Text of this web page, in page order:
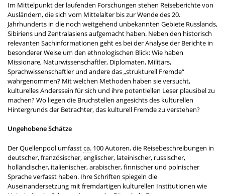
Im Mittelpunkt der laufenden Forschungen stehen Reiseberichte von
Ausländern, die sich vom Mittelalter bis zur Wende des 20.
Jahrhunderts in die noch weitgehend unbekannten Gebiete Russlands,
Sibiriens und Zentralasiens aufgemacht haben. Neben den historisch
relevanten Sachinformationen geht es bei der Analyse der Berichte in
besonderer Weise um den ethnologischen Blick: Wie haben
Missionare, Naturwissenschaftler, Diplomaten, Militärs,
Sprachwissenschaftler und andere das „strukturell Fremde“
wahrgenommen? Mit welchen Methoden haben sie versucht,
kulturelles Anderssein für sich und ihre potentiellen Leser plausibel zu
machen? Wo liegen die Bruchstellen angesichts des kulturellen
Hintergrunds der Betrachter, das kulturell Fremde zu verstehen?
Ungehobene Schätze
Der Quellenpool umfasstca. 100 Autoren, die Reisebeschreibungen in
deutscher, französischer, englischer, lateinischer, russischer,
holländischer, italienischer, arabischer, finnischer und polnischer
Sprache verfasst haben. Ihre Schriften spiegeln die
Auseinandersetzung mit fremdartigen kulturellen Institutionen wie